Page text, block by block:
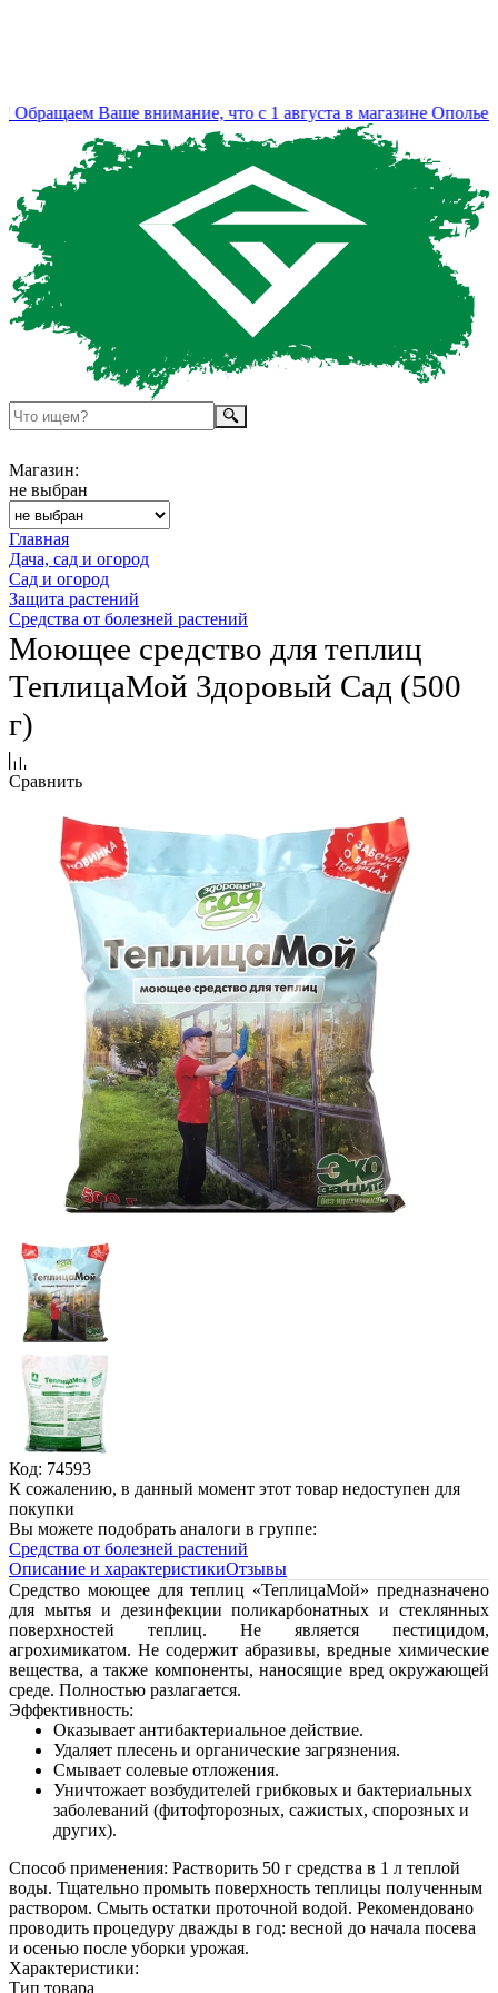
Ваше внимание, что с 1 августа в магазине Ополье
Магазин:
не выбран
Главная
Дача, сад и огород
Сад и огород
Защита растений
Средства от болезней растений
Моющее средство для теплиц
ТеплицаМой Здоровый Сад (500
г)
Сравнить
Код: 74593
К сожалению, в данный момент этот товар недоступен для
покупки
Вы можете подобрать аналоги в группе:
Средства от болезней растений
Описание и характеристикиОтзывы
Средство моющее для теплиц «ТеплицаМой» предназначено
для мытья и дезинфекции поликарбонатных и стеклянных
поверхностей теплиц. Не является пестицидом,
агрохимикатом. Не содержит абразивы, вредные химические
вещества, а также компоненты, наносящие вред окружающей
среде. Полностью разлагается.
Эффективность:
Оказывает антибактериальное действие.
Удаляет плесень и органические загрязнения.
Смывает солевые отложения.
Уничтожает возбудителей грибковых и бактериальных
заболеваний (фитофторозных, сажистых, спорозных и
других).
Способ применения: Растворить 50 г средства в 1 л теплой
воды. Тщательно промыть поверхность теплицы полученным
раствором. Смыть остатки проточной водой. Рекомендовано
проводить процедуру дважды в год: весной до начала посева
и осенью после уборки урожая.
Характеристики:
Тип товара